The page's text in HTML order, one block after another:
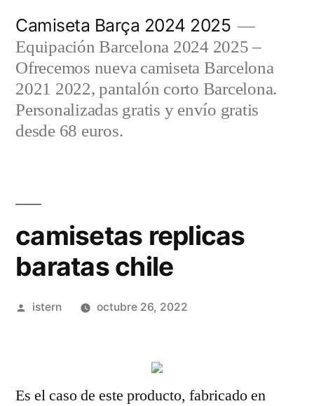
contenido
Camiseta Barça 2024 2025
Equipación Barcelona 2024 2025 –
Ofrecemos nueva camiseta Barcelona
2021 2022, pantalón corto Barcelona.
Personalizadas gratis y envío gratis
desde 68 euros.
camisetas replicas
baratas chile
Publicado
istern octubre 26, 2022
Es el caso de este producto, fabricado en